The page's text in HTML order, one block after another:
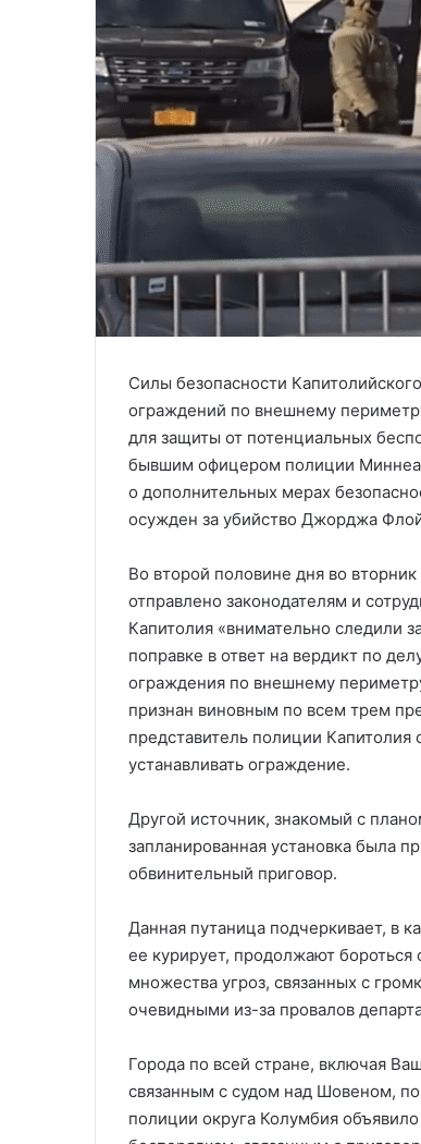
Силы безопасности
ограждений по внешнему
для защиты от потенциальных
бывшим офицером полиции
о дополнительных мерах
осужден за убийство Джорджа
Во второй половине дня во
отправлено законодателям и
Капитолия «внимательно следили
поправке в ответ на вердикт по
ограждения по внешнему
признан виновным по всем трем
представитель полиции Капитолия
устанавливать ограждение.
Другой источник, знакомый с
запланированная установка была
обвинительный приговор.
Данная путаница подчеркивает, в
ее курирует, продолжают
множества угроз, связанных с
очевидными из-за провалов
Города по всей стране, включая
связанным с судом над Шовеном,
полиции округа Колумбия